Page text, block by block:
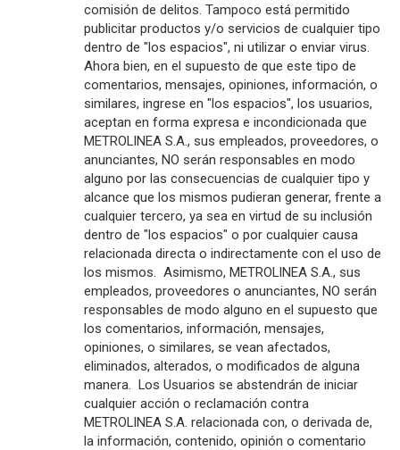
comisión de delitos. Tampoco está permitido
publicitar productos y/o servicios de cualquier tipo
dentro de "los espacios", ni utilizar o enviar virus.
Ahora bien, en el supuesto de que este tipo de
comentarios, mensajes, opiniones, información, o
similares, ingrese en "los espacios", los usuarios,
aceptan en forma expresa e incondicionada que
METROLINEA S.A., sus empleados, proveedores, o
anunciantes, NO serán responsables en modo
alguno por las consecuencias de cualquier tipo y
alcance que los mismos pudieran generar, frente a
cualquier tercero, ya sea en virtud de su inclusión
dentro de "los espacios" o por cualquier causa
relacionada directa o indirectamente con el uso de
los mismos. Asimismo, METROLINEA S.A., sus
empleados, proveedores o anunciantes, NO serán
responsables de modo alguno en el supuesto que
los comentarios, información, mensajes,
opiniones, o similares, se vean afectados,
eliminados, alterados, o modificados de alguna
manera. Los Usuarios se abstendrán de iniciar
cualquier acción o reclamación contra
METROLINEA S.A. relacionada con, o derivada de,
la información, contenido, opinión o comentario